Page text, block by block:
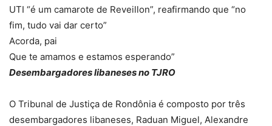
UTI “é um camarote de Reveillon”, reafirmando que “no
fim, tudo vai dar certo”
Acorda, pai
Que te amamos e estamos esperando”
Desembargadores libaneses no TJRO
O Tribunal de Justiça de Rondônia é composto por três
desembargadores libaneses, Raduan Miguel, Alexandre